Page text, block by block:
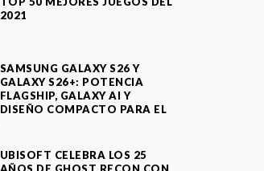
2021
SAMSUNG GALAXY S26 Y
GALAXY S26+: POTENCIA
FLAGSHIP, GALAXY AI Y
DISEÑO COMPACTO PARA EL
UBISOFT CELEBRA LOS 25
AÑOS DE GHOST RECON CON